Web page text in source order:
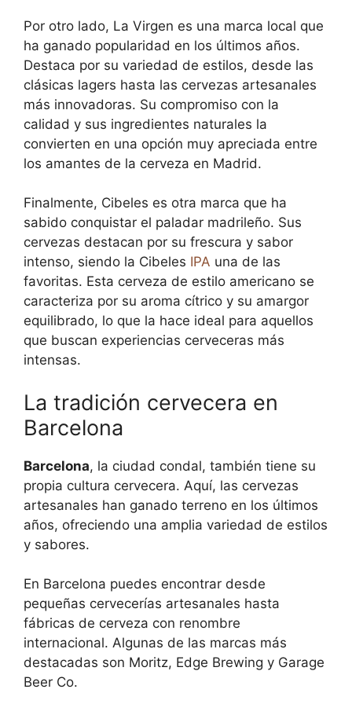
Por otro lado, La Virgen es una marca local que
ha ganado popularidad en los últimos años.
Destaca por su variedad de estilos, desde las
clásicas lagers hasta las cervezas artesanales
más innovadoras. Su compromiso con la
calidad y sus ingredientes naturales la
convierten en una opción muy apreciada entre
los amantes de la cerveza en Madrid.
Finalmente, Cibeles es otra marca que ha
sabido conquistar el paladar madrileño. Sus
cervezas destacan por su frescura y sabor
intenso, siendo la Cibeles IPA una de las
favoritas. Esta cerveza de estilo americano se
caracteriza por su aroma cítrico y su amargor
equilibrado, lo que la hace ideal para aquellos
que buscan experiencias cerveceras más
intensas.
La tradición cervecera en
Barcelona
Barcelona, la ciudad condal, también tiene su
propia cultura cervecera. Aquí, las cervezas
artesanales han ganado terreno en los últimos
años, ofreciendo una amplia variedad de estilos
y sabores.
En Barcelona puedes encontrar desde
pequeñas cervecerías artesanales hasta
fábricas de cerveza con renombre
internacional. Algunas de las marcas más
destacadas son Moritz, Edge Brewing y Garage
Beer Co.